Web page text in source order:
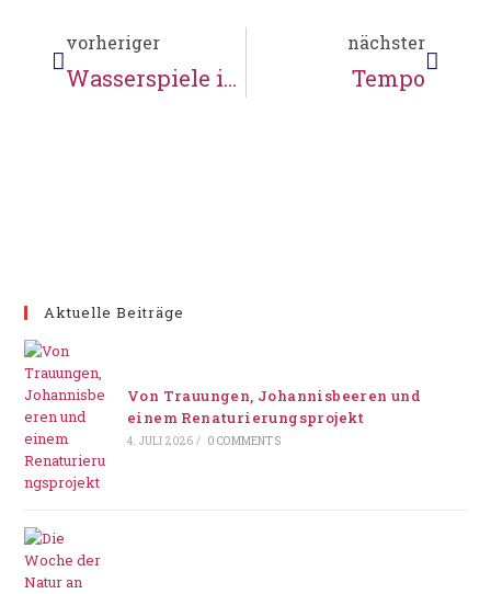
vorheriger
Wasserspiele in Karoxbostel
nächster
Tempo
Aktuelle Beiträge
Von Trauungen, Johannisbeeren und
einem Renaturierungsprojekt
4. JULI 2026 / 0 COMMENTS